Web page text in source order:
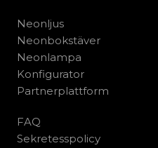
Neonljus
Neonbokstäver
Neonlampa
Konfigurator
Partnerplattform
FAQ
Sekretesspolicy